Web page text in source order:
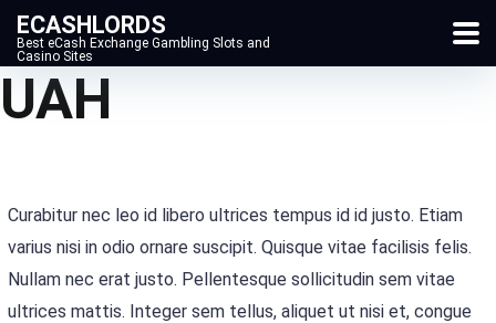
ECASHLORDS
Best eCash Exchange Gambling Slots and
Casino Sites
UAH
Curabitur nec leo id libero ultrices tempus id id justo. Etiam
varius nisi in odio ornare suscipit. Quisque vitae facilisis felis.
Nullam nec erat justo. Pellentesque sollicitudin sem vitae
ultrices mattis. Integer sem tellus, aliquet ut nisi et, congue